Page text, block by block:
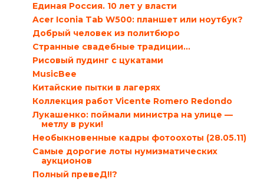
Единая Россия. 10 лет у власти
Acer Iconia Tab W500: планшет или ноутбук?
Добрый человек из политбюро
Странные свадебные традиции…
Рисовый пудинг с цукатами
MusicBee
Китайские пытки в лагерях
Коллекция работ Vicente Romero Redondo
Лукашенко: поймали министра на улице —
метлу в руки!
Необыкновенные кадры фотоохоты (28.05.11)
Самые дорогие лоты нумизматических
аукционов
Полный превеД!!?